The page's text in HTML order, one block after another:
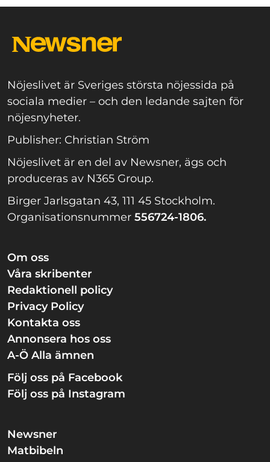
Nöjeslivet är Sveriges största nöjessida på
sociala medier – och den ledande sajten för
nöjesnyheter.
Publisher: Christian Ström
Nöjeslivet är en del av Newsner, ägs och
produceras av N365 Group.
Birger Jarlsgatan 43, 111 45 Stockholm.
Organisationsnummer 556724-1806.
Om oss
Våra skribenter
Redaktionell policy
Privacy Policy
Kontakta oss
Annonsera hos oss
A-Ö Alla ämnen
Följ oss på Facebook
Följ oss på Instagram
Newsner
Matbibeln